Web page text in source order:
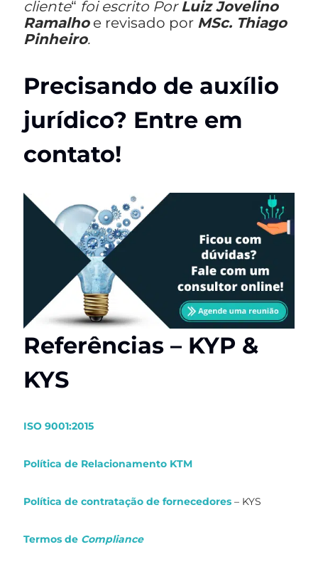
cliente“ foi escrito PorLuiz Jovelino
Ramalhoe revisado por MSc. Thiago
Pinheiro.
Precisando de auxílio
jurídico? Entre em
contato!
Referências – KYP &
KYS
ISO 9001:2015
Política de Relacionamento KTM
Política de contratação de fornecedores – KYS
Termos de Compliance